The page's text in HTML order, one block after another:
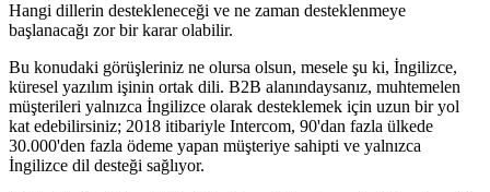
Hangi dillerin destekleneceği ve ne zaman desteklenmeye
başlanacağı zor bir karar olabilir.
Bu konudaki görüşleriniz ne olursa olsun, mesele şu ki, İngilizce,
küresel yazılım işinin ortak dili. B2B alanındaysanız, muhtemelen
müşterileri yalnızca İngilizce olarak desteklemek için uzun bir yol
kat edebilirsiniz; 2018 itibariyle Intercom, 90'dan fazla ülkede
30.000'den fazla ödeme yapan müşteriye sahipti ve yalnızca
İngilizce dil desteği sağlıyor.